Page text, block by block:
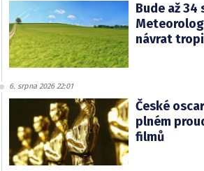
Bude až 34
návrat
6. srpna 2026 22:01
České
plném
filmů